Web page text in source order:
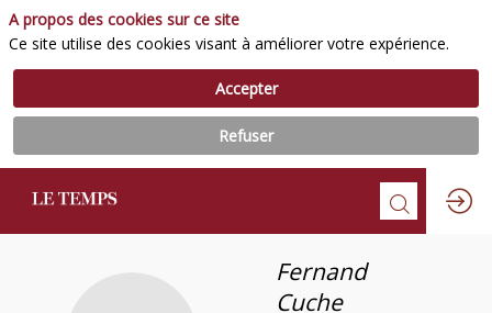
Fernand
Cuche
A propos des cookies sur ce site
Ce site utilise des cookies visant à améliorer votre expérience.
Accepter
Refuser